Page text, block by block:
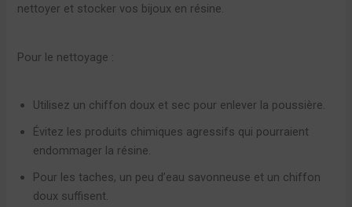
nettoyer et stocker vos bijoux en résine.
Pour le nettoyage :
Utilisez un chiffon doux et sec pour enlever la poussière.
Évitez les produits chimiques agressifs qui pourraient
endommager la résine.
Pour les taches, un peu d’eau savonneuse et un chiffon
doux suffisent.